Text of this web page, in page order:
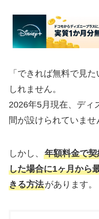
「できれば無料で見
しれません。
2026年5月現在、ディ
間が設けられていませ
しかし、 年額料金で
した場合に1ヶ月から
きる方法があります。